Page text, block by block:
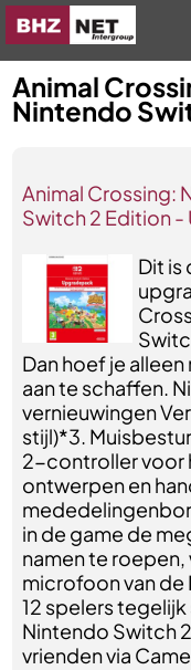
Animal
Nintendo
Animal Crossing:
Switch 2 Edition -
Dit is
Dan hoef je
aan te schaffen.
vernieuwingen
stijl)*3.
2-controller voor
ontwerpen en
in de game de
namen te
microfoon van de
12 spelers
Nintendo Switch
vrienden via